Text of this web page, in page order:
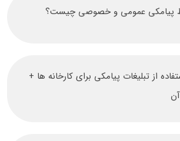
پیامکی عمومی و خصوصی چیست؟
از تبلیغات پیامکی برای کارخانه ها +